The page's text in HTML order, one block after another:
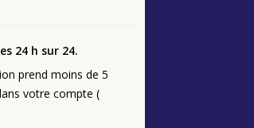
24 h sur 24.
prend moins de 5
votre compte (